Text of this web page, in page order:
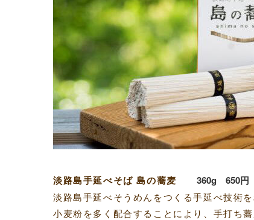
淡路島手延べそば 島の蕎麦360g650円
淡路島手延べそうめんをつくる手延べ技術を
小麦粉を多く配合することにより、手打ち